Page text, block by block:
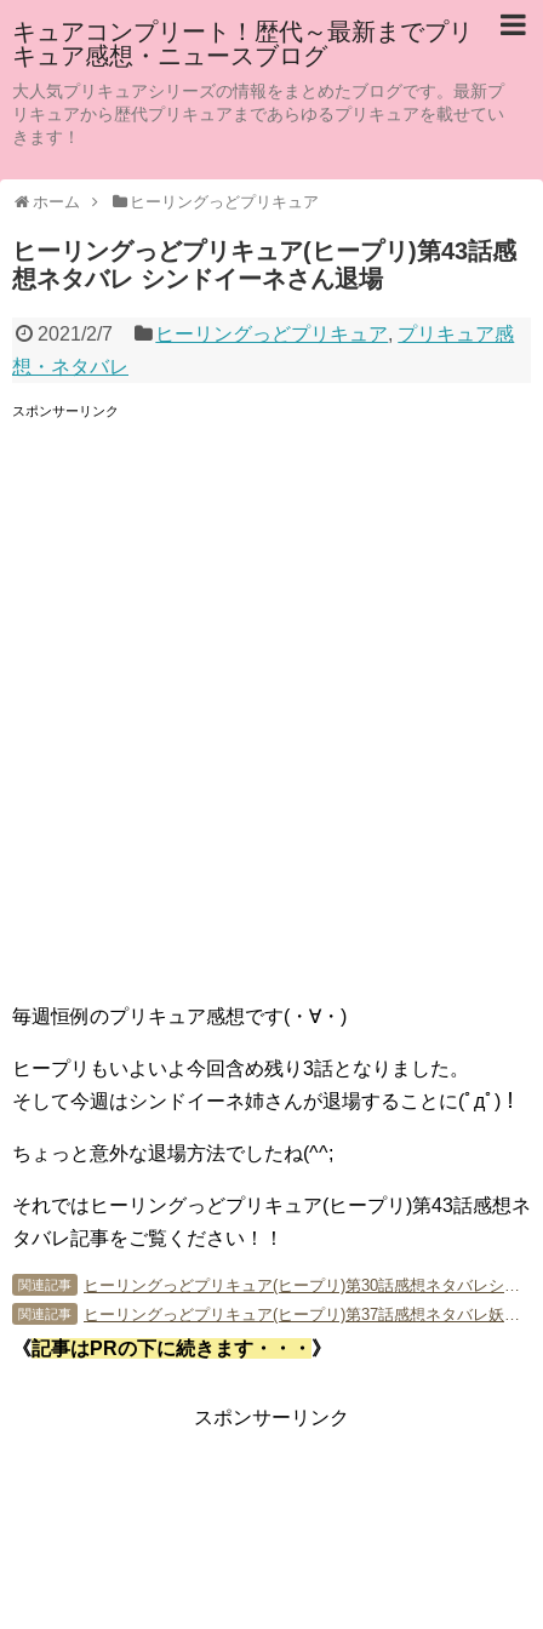
キュアコンプリート！歴代～最新までプリ
キュア感想・ニュースブログ
大人気プリキュアシリーズの情報をまとめたブログです。最新プ
リキュアから歴代プリキュアまであらゆるプリキュアを載せてい
きます！
ホーム ヒーリングっどプリキュア
ヒーリングっどプリキュア(ヒープリ)第43話感
想ネタバレ シンドイーネさん退場
2021/2/7 ヒーリングっどプリキュア, プリキュア感
想・ネタバレ
スポンサーリンク
毎週恒例のプリキュア感想です(・∀・)
ヒープリもいよいよ今回含め残り3話となりました。
そして今週はシンドイーネ姉さんが退場することに(ﾟдﾟ)！
ちょっと意外な退場方法でしたね(^^;
それではヒーリングっどプリキュア(ヒープリ)第43話感想ネ
タバレ記事をご覧ください！！
関連記事 ヒーリングっどプリキュア(ヒープリ)第30話感想ネタバレシンドイーネさんが進化!?
関連記事 ヒーリングっどプリキュア(ヒープリ)第37話感想ネタバレ妖精活躍回！？
《記事はPRの下に続きます・・・ 》
スポンサーリンク